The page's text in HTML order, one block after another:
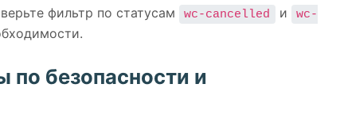
фильтр по статусам wc-cancelled и
wc-
по безопасности и